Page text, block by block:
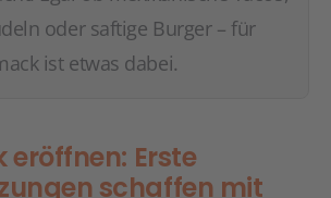
oder saftige Burger – für
ist etwas dabei.
eröffnen: Erste
schaffen mit